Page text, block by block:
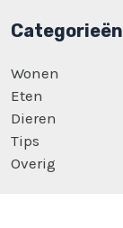
Categorieën
Wonen
Eten
Dieren
Tips
Overig